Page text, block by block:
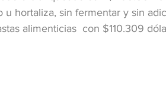
hortaliza, sin fermentar y sin
alimenticias  con $110.309